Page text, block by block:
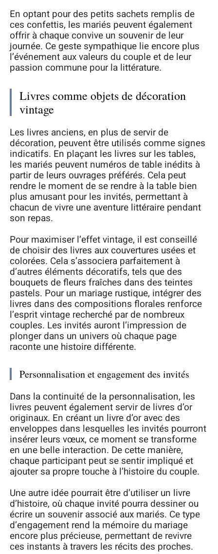
En optant pour des petits sachets remplis de
ces confettis, les mariés peuvent également
offrir à chaque convive un souvenir de leur
journée. Ce geste sympathique lie encore plus
l’événement aux valeurs du couple et de leur
passion commune pour la littérature.
Livres comme objets de décoration
vintage
Les livres anciens, en plus de servir de
décoration, peuvent être utilisés comme signes
indicatifs. En plaçant les livres sur les tables,
les mariés peuvent numéros de table inédits à
partir de leurs ouvrages préférés. Cela peut
rendre le moment de se rendre à la table bien
plus amusant pour les invités, permettant à
chacun de vivre une aventure littéraire pendant
son repas.
Pour maximiser l’effet vintage, il est conseillé
de choisir des livres aux couvertures usées et
colorées. Cela s’associera parfaitement à
d’autres éléments décoratifs, tels que des
bouquets de fleurs fraîches dans des teintes
pastels. Pour un mariage rustique, intégrer des
livres dans des compositions florales renforce
l’esprit vintage recherché par de nombreux
couples. Les invités auront l’impression de
plonger dans un univers où chaque page
raconte une histoire différente.
Personnalisation et engagement des invités
Dans la continuité de la personnalisation, les
livres peuvent également servir de livres d’or
originaux. En créant un livre d’or avec des
enveloppes dans lesquelles les invités pourront
insérer leurs vœux, ce moment se transforme
en une belle interaction. De cette manière,
chaque participant peut se sentir impliqué et
ajouter sa propre touche à l’histoire du couple.
Une autre idée pourrait être d’utiliser un livre
d’histoire, où chaque invité pourra dessiner ou
écrire un souvenir associé aux mariés. Ce type
d’engagement rend la mémoire du mariage
encore plus précieuse, permettant de revivre
ces instants à travers les récits des proches.